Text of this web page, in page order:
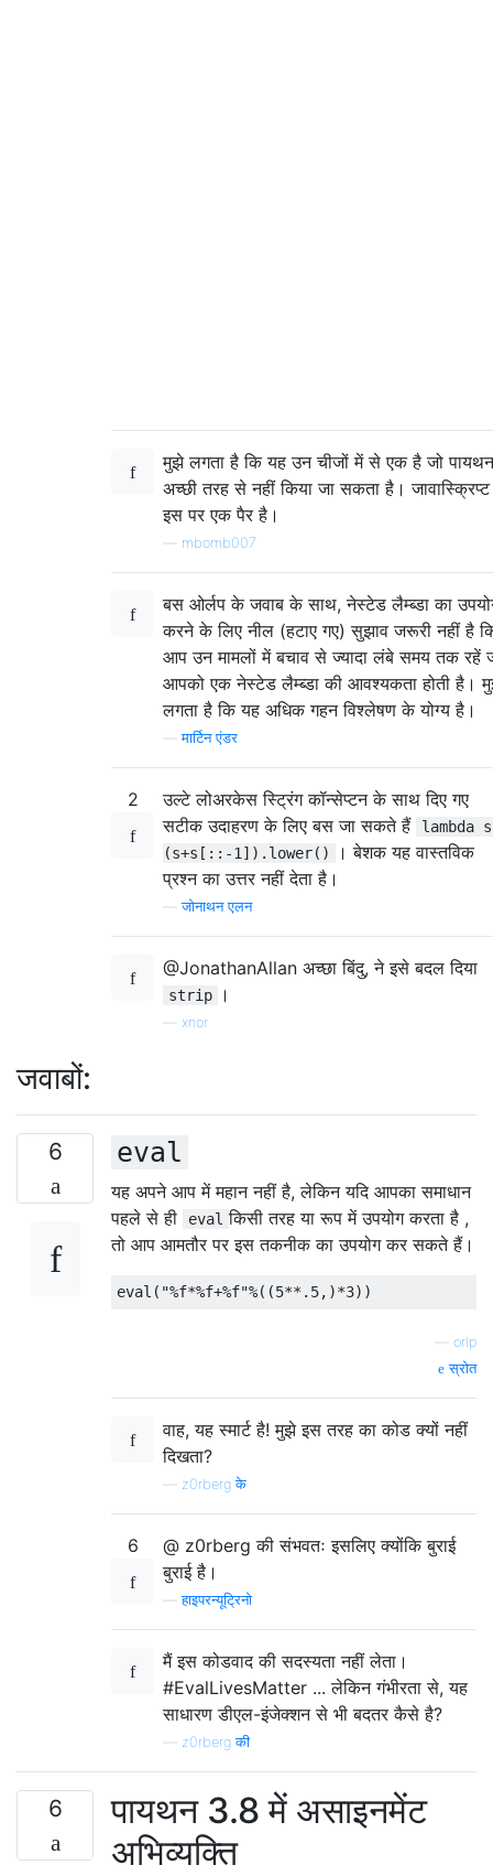
मुझे लगता है कि यह उन चीजों में से एक है जो
अच्छी तरह से नहीं किया जा सकता है। जावास्क्रिप्ट
इस पर एक पैर है।
mbomb007
बस ओर्लप के जवाब के साथ, नेस्टेड लैम्ब्डा का
करने के लिए नील (हटाए गए) सुझाव जरूरी नहीं है
आप उन मामलों में बचाव से ज्यादा लंबे समय तक रहें
आपको एक नेस्टेड लैम्ब्डा की आवश्यकता होती है।
लगता है कि यह अधिक गहन विश्लेषण के योग्य है।
—मार्टिन एंडर
2
उल्टे लोअरकेस स्ट्रिंग कॉन्सेप्टन के साथ दिए गए
सटीक उदाहरण के लिए बस जा सकते हैं
lambda
(s+s[::-1]).lower()
। बेशक यह वास्तविक
प्रश्न का उत्तर नहीं देता है।
—जोनाथन एलन
@JonathanAllan अच्छा बिंदु, ने इसे बदल दिया
strip ।
xnor
जवाबों:
6 eval
यह अपने आप में महान नहीं है, लेकिन यदि आपका समाधान
पहले से ही
eval किसी तरह या रूप में उपयोग करता है ,
तो आप आमतौर पर इस तकनीक का उपयोग कर सकते हैं।
eval ( "%f*%f+%f"%((5**. 5,)*3))
orlp
स्रोत
वाह, यह स्मार्ट है! मुझे इस तरह का कोड क्यों नहीं
दिखता?
z0rberg के
6
@ z0rberg की संभवतः इसलिए क्योंकि बुराई
बुराई है।
—हाइपरन्यूट्रिनो
मैं इस कोडवाद की सदस्यता नहीं लेता।
#EvalLivesMatter ... लेकिन गंभीरता से, यह
साधारण डीएल-इंजेक्शन से भी बदतर कैसे है?
z0rberg की
6
पायथन 3.8 में असाइनमेंट
अभिव्यक्ति